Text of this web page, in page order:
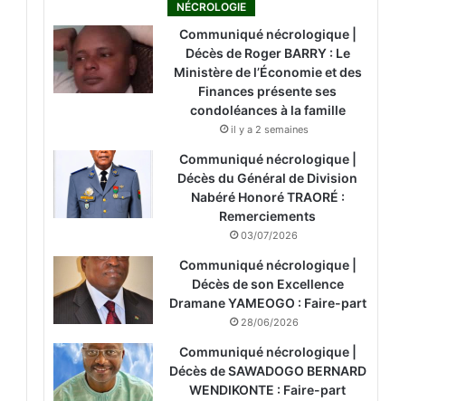
NÉCROLOGIE
Communiqué nécrologique |
Décès de Roger BARRY : Le
Ministère de l’Économie et des
Finances présente ses
condoléances à la famille
il y a 2 semaines
Communiqué nécrologique |
Décès du Général de Division
Nabéré Honoré TRAORÉ :
Remerciements
03/07/2026
Communiqué nécrologique |
Décès de son Excellence
Dramane YAMEOGO : Faire-part
28/06/2026
Communiqué nécrologique |
Décès de SAWADOGO BERNARD
WENDIKONTE : Faire-part